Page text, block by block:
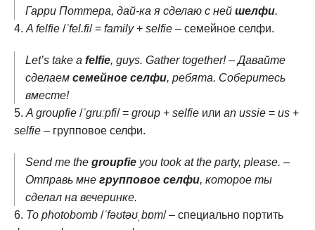
Гарри Поттера, дай-ка я сделаю с ней шелфи.
A felfie /ˈfel.fi/ = family+ selfie – семейное селфи.
Let’s take a felfie, guys. Gather together! – Давайте
сделаем семейное селфи, ребята. Соберитесь
вместе!
A groupfie /ˈɡruːpfi/ = group + selfie или an ussie = us +
selfie – групповое селфи.
Send me the groupfie you took at the party, please. –
Отправь мне групповое селфи, которое ты
сделал на вечеринке.
To photobomb /ˈfəʊtəʊˌbɒm/ – специально портить